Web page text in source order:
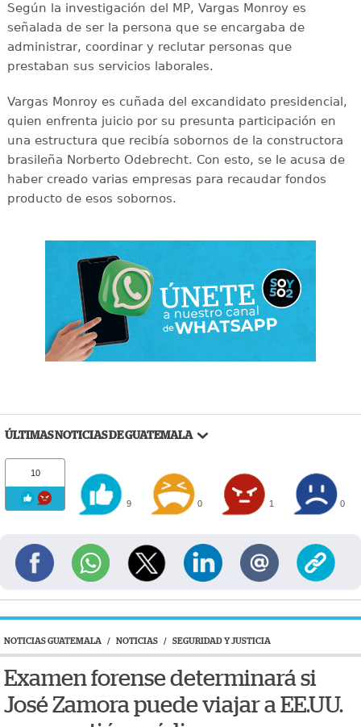
Según la investigación del MP, Vargas Monroy es
señalada de ser la persona que se encargaba de
administrar, coordinar y reclutar personas que
prestaban sus servicios laborales.
Vargas Monroy es cuñada del excandidato presidencial,
quien enfrenta juicio por su presunta participación en
una estructura que recibía sobornos de la constructora
brasileña Norberto Odebrecht. Con esto, se le acusa de
haber creado varias empresas para recaudar fondos
producto de esos sobornos.
ÚLTIMAS NOTICIAS DE GUATEMALA
10
9 0 1 0
NOTICIAS GUATEMALA / NOTICIAS / SEGURIDAD Y JUSTICIA
Examen forense determinará si
José Zamora puede viajar a EE.UU.